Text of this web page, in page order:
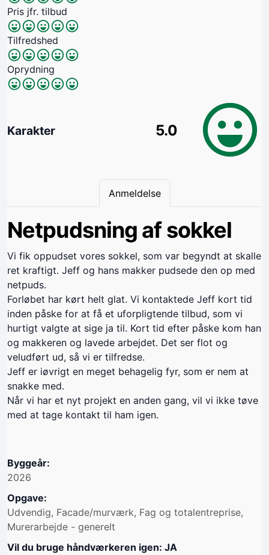
Pris jfr. tilbud
Tilfredshed
Oprydning
Karakter 5.0
Anmeldelse
Netpudsning af sokkel
Vi fik oppudset vores sokkel, som var begyndt at skalle
ret kraftigt. Jeff og hans makker pudsede den op med
netpuds.
Forløbet har kørt helt glat. Vi kontaktede Jeff kort tid
inden påske for at få et uforpligtende tilbud, som vi
hurtigt valgte at sige ja til. Kort tid efter påske kom han
og makkeren og lavede arbejdet. Det ser flot og
veludført ud, så vi er tilfredse.
Jeff er iøvrigt en meget behagelig fyr, som er nem at
snakke med.
Når vi har et nyt projekt en anden gang, vil vi ikke tøve
med at tage kontakt til ham igen.
Byggeår:
2026
Opgave:
Udvendig, Facade/murværk, Fag og totalentreprise,
Murerarbejde - generelt
Vil du bruge håndværkeren igen: JA